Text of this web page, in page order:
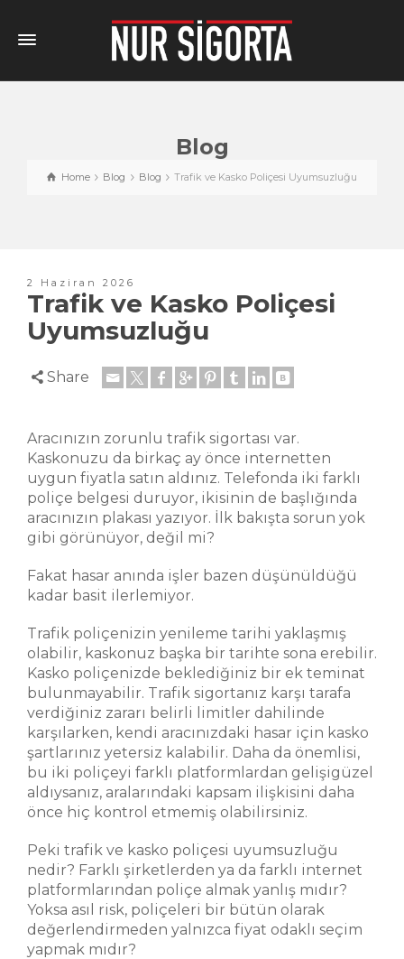
Blog
Home Blog Blog Trafik ve Kasko Poliçesi Uyumsuzluğu
2 Haziran 2026
Trafik ve Kasko Poliçesi
Uyumsuzluğu
Share
Aracınızın zorunlu trafik sigortası var.
Kaskonuzu da birkaç ay önce internetten
uygun fiyatla satın aldınız. Telefonda iki farklı
poliçe belgesi duruyor, ikisinin de başlığında
aracınızın plakası yazıyor. İlk bakışta sorun yok
gibi görünüyor, değil mi?
Fakat hasar anında işler bazen düşünüldüğü
kadar basit ilerlemiyor.
Trafik poliçenizin yenileme tarihi yaklaşmış
olabilir, kaskonuz başka bir tarihte sona erebilir.
Kasko poliçenizde beklediğiniz bir ek teminat
bulunmayabilir. Trafik sigortanız karşı tarafa
verdiğiniz zararı belirli limitler dahilinde
karşılarken, kendi aracınızdaki hasar için kasko
şartlarınız yetersiz kalabilir. Daha da önemlisi,
bu iki poliçeyi farklı platformlardan gelişigüzel
aldıysanız, aralarındaki kapsam ilişkisini daha
önce hiç kontrol etmemiş olabilirsiniz.
Peki trafik ve kasko poliçesi uyumsuzluğu
nedir? Farklı şirketlerden ya da farklı internet
platformlarından poliçe almak yanlış mıdır?
Yoksa asıl risk, poliçeleri bir bütün olarak
değerlendirmeden yalnızca fiyat odaklı seçim
yapmak mıdır?